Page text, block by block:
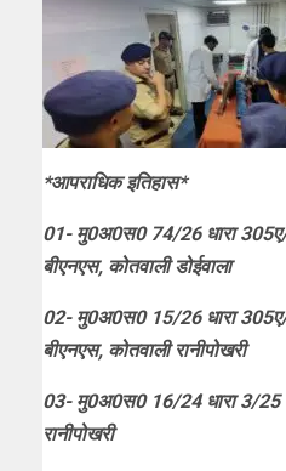
*आपराधिक इतिहास*
01- मु0अ0स0 74/26 धारा
बीएनएस, कोतवाली डोईवाला
02- मु0अ0स0 15/26 धारा
बीएनएस, कोतवाली रानीपोखरी
03- मु0अ0स0 16/24 धारा 3/25
रानीपोखरी